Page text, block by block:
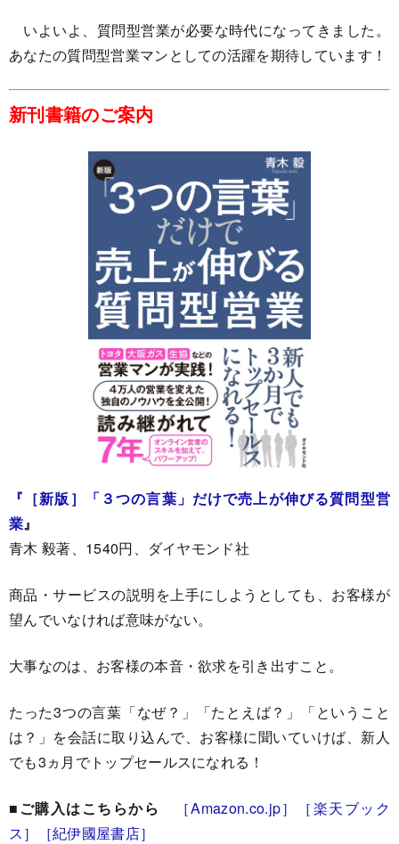
いよいよ、質問型営業が必要な時代になってきました。
あなたの質問型営業マンとしての活躍を期待しています！
新刊書籍のご案内
『［新版］「３つの言葉」だけで売上が伸びる質問型営
業』
青木 毅著、1540円、ダイヤモンド社
商品・サービスの説明を上手にしようとしても、お客様が
望んでいなければ意味がない。
大事なのは、お客様の本音・欲求を引き出すこと。
たった3つの言葉「なぜ？」「たとえば？」「ということ
は？」を会話に取り込んで、お客様に聞いていけば、新人
でも3ヵ月でトップセールスになれる！
■ご購入はこちらから ［Amazon.co.jp］
［楽天ブック
ス］
［紀伊國屋書店］